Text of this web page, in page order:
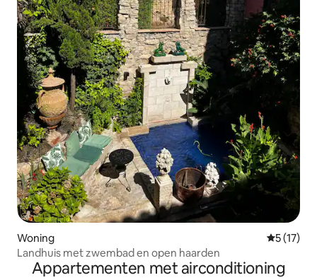
Woning
5 (17)
Landhuis met zwembad en open haarden
Appartementen met airconditioning